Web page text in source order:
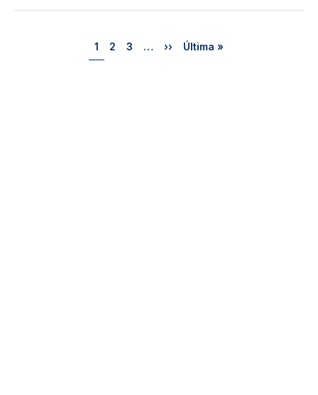
Página
1 Página
2 Página
3 … Próxima página
›› Última página
Última »